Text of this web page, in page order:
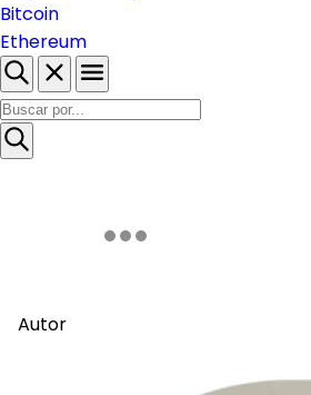
Bitcoin
Ethereum
Autor